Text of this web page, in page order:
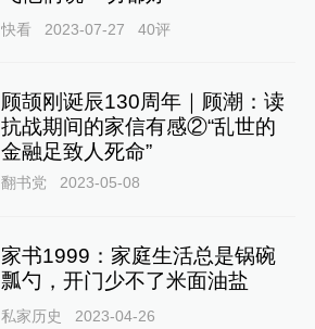
快看 2023-07-27 40评
顾颉刚诞辰130周年｜顾潮：读
抗战期间的家信有感②“乱世的
金融足致人死命”
翻书党 2023-05-08
家书1999：家庭生活总是锅碗
瓢勺，开门少不了米面油盐
私家历史 2023-04-26